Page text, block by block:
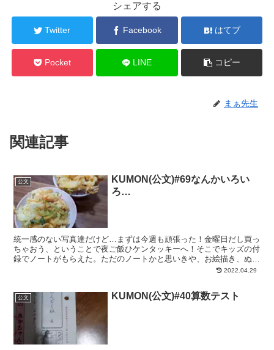
シェアする
Twitter Facebook はてブ
Pocket LINE コピー
まぁ先生
関連記事
公文
KUMON(公文)#69なんかいろい
ろ…
統一感のない写真達だけど…まずは今週も頑張った！金曜日だし買っ
ちゃおう、ということで夜ご飯ひケンタッキーへ！そこでキッズの付
録でノートがもらえた。ただのノートかと思いきや、お絵描き、ぬり
絵、吹き出しなど、長女くらいにはちょうど楽しめる中身の...2022.04.29
公文 KUMON(公文)#40算数テスト